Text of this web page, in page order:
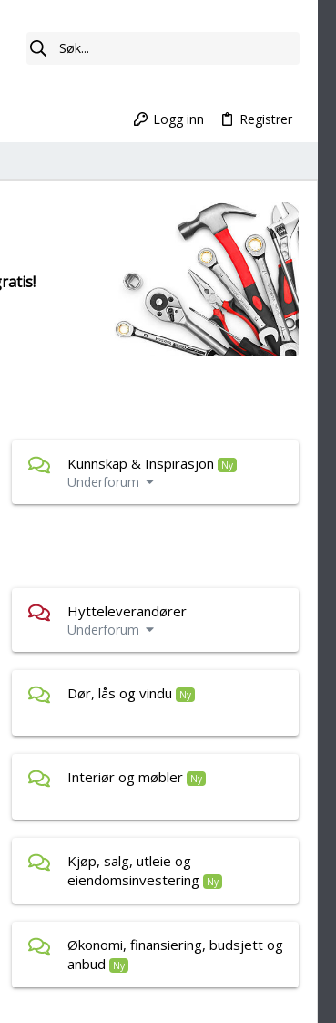
Logg inn Registrer
Kunnskap & Inspirasjon Ny
Underforum
Hytteleverandører
Underforum
Dør, lås og vindu Ny
Interiør og møbler Ny
Kjøp, salg, utleie og
eiendomsinvestering
Ny
Økonomi, finansiering, budsjett og
anbud
Ny